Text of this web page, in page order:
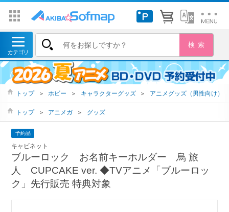
トップ ＞ ホビー ＞ キャラクターグッズ ＞ アニメグッズ（男性向け）
トップ ＞ アニメガ ＞ グッズ
予約品
キャビネット
ブルーロック お名前キーホルダー 烏 旅
人 CUPCAKE ver. ◆TVアニメ「ブルーロッ
ク」先行販売 特典対象